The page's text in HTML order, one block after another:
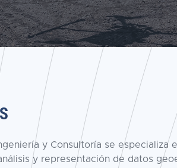
y Consultoría se
y representación de datos